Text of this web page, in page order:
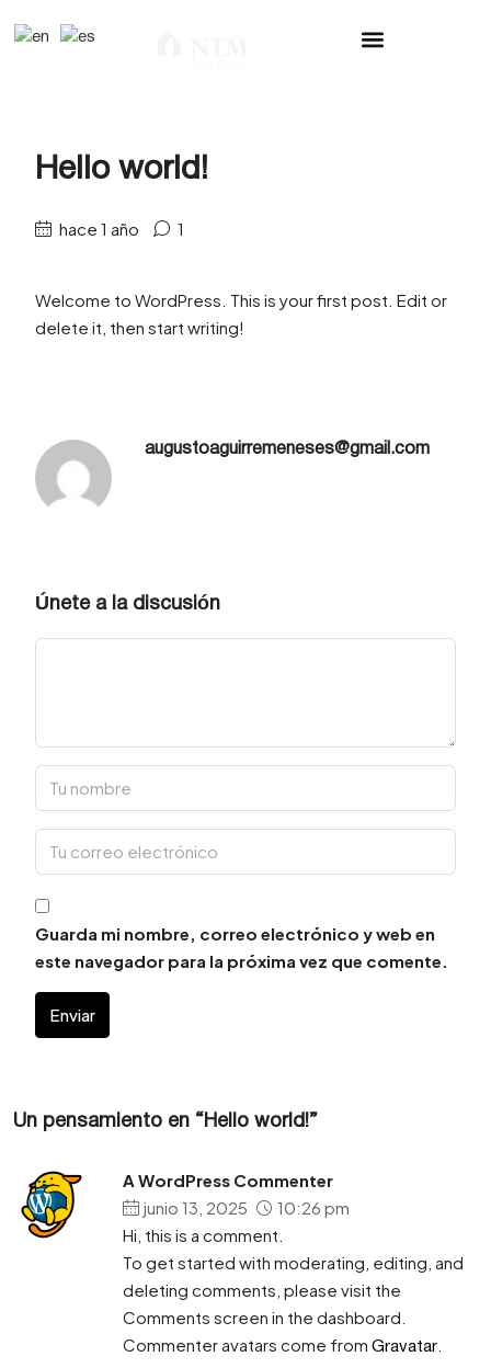
Hello world!
hace 1 año 1
Welcome to WordPress. This is your first post. Edit or
delete it, then start writing!
augustoaguirremeneses@gmail.com
Únete a la discusión
Guarda mi nombre, correo electrónico y web en
este navegador para la próxima vez que comente.
Enviar
Un pensamiento en “Hello world!”
A WordPress Commenter
junio 13, 2025
10:26 pm
Hi, this is a comment.
To get started with moderating, editing, and
deleting comments, please visit the
Comments screen in the dashboard.
Commenter avatars come from Gravatar